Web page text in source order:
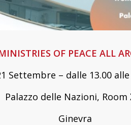
OF PEACE ALL
Settembre – dalle 13.00 alle
Palazzo delle Nazioni, Room
Ginevra